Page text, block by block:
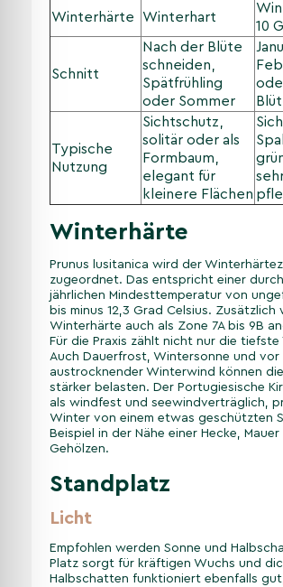
Winterhärte Winterhart
10
Schnitt
Nach der Blüte
schneiden,
Spätfrühling
oder Sommer
Typische
Nutzung
Sichtschutz,
solitär oder als
Formbaum,
elegant für
kleinere Flächen
Winterhärte
Prunus lusitanica wird der
zugeordnet. Das entspricht einer
jährlichen Mindesttemperatur von
bis minus 12,3 Grad Celsius. Zusätzlich
Winterhärte auch als Zone 7A bis 9B
Für die Praxis zählt nicht nur die tiefste
Auch Dauerfrost, Wintersonne und vor
austrocknender Winterwind können
stärker belasten. Der Portugiesische
als windfest und seewindverträglich,
Winter von einem etwas geschützten
Beispiel in der Nähe einer Hecke,
Gehölzen.
Standplatz
Licht
Empfohlen werden Sonne und
Platz sorgt für kräftigen Wuchs und
Halbschatten funktioniert ebenfalls